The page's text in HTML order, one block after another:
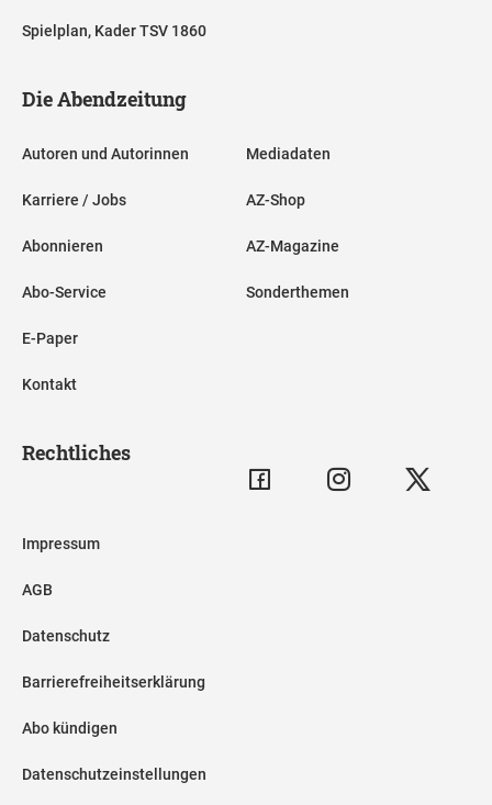
Spielplan, Kader TSV 1860
Die Abendzeitung
Autoren und Autorinnen
Karriere / Jobs
Abonnieren
Abo-Service
E-Paper
Kontakt
Mediadaten
AZ-Shop
AZ-Magazine
Sonderthemen
Rechtliches
Impressum
AGB
Datenschutz
Barrierefreiheitserklärung
Abo kündigen
Datenschutzeinstellungen